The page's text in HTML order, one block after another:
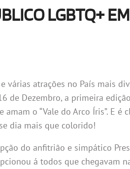
LGBTQ+
e várias atrações no País mais
de Dezembro, a primeira
o “Vale do Arco Íris”. E é
dia mais que colorido!
do anfitrião e simpático
á todos que chegavam